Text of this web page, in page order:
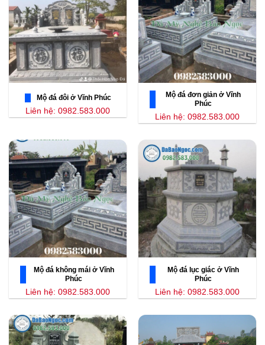
Mộ đá đôi ở Vĩnh Phúc
Liên hệ: 0982.583.000
Mộ đá đơn giản ở Vĩnh
Phúc
Liên hệ: 0982.583.000
Mộ đá không mái ở Vĩnh
Phúc
Liên hệ: 0982.583.000
Mộ đá lục giác ở Vĩnh
Phúc
Liên hệ: 0982.583.000